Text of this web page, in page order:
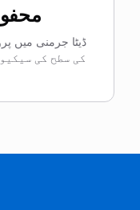
ڈیٹا جرمنی میں